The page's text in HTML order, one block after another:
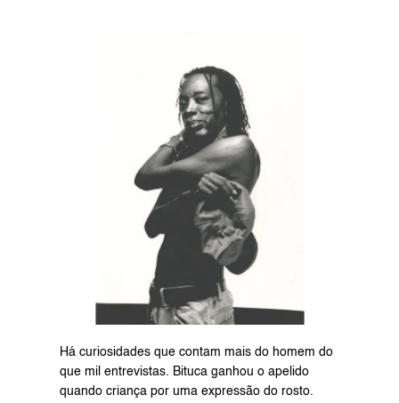
Há curiosidades que contam mais do homem do
que mil entrevistas. Bituca ganhou o apelido
quando criança por uma expressão do rosto.